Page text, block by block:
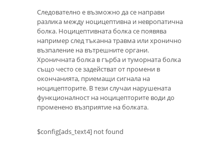
Следователно е възможно да се направи
разлика между ноцицептивна и невропатична
болка. Ноцицептивната болка се появява
например след тъканна травма или хронично
възпаление на вътрешните органи.
Хроничната болка в гърба и туморната болка
също често се задействат от промени в
окончанията, приемащи сигнала на
ноцицепторите. В тези случаи нарушената
функционалност на ноцицепторите води до
променено възприятие на болката.
$config[ads_text4] not found